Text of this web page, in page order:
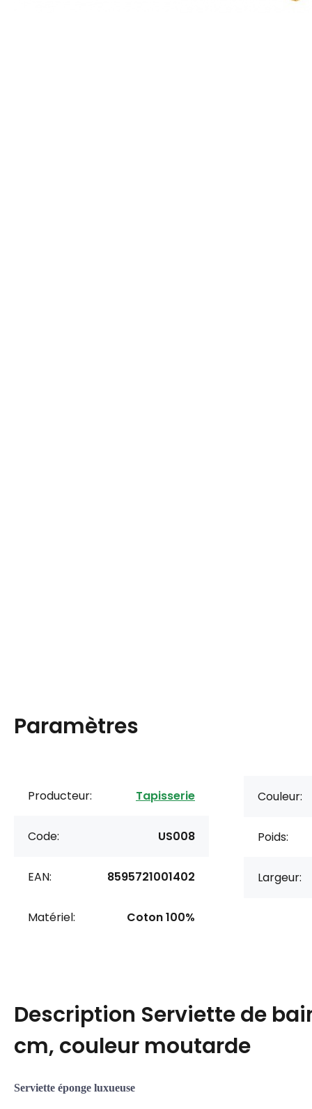
Paramètres
Producteur: Tapisserie
Code: US008
EAN: 8595721001402
Matériel: Coton 100%
Couleur:
Poids:
Largeur:
Description Serviette de
cm, couleur moutarde
Serviette éponge luxueuse